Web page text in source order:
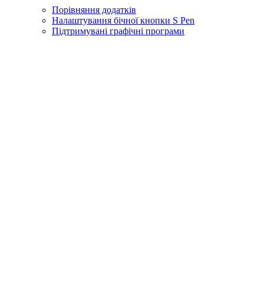
Порівняння додатків
Налаштування бічної кнопки S Pen
Підтримувані графічні програми